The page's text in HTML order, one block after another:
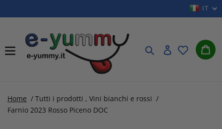
direttamente
contenuti
IT
Cerca Accedi
Home / Tutti i prodotti , Vini bianchi e rossi /
Farnio 2023 Rosso Piceno DOC